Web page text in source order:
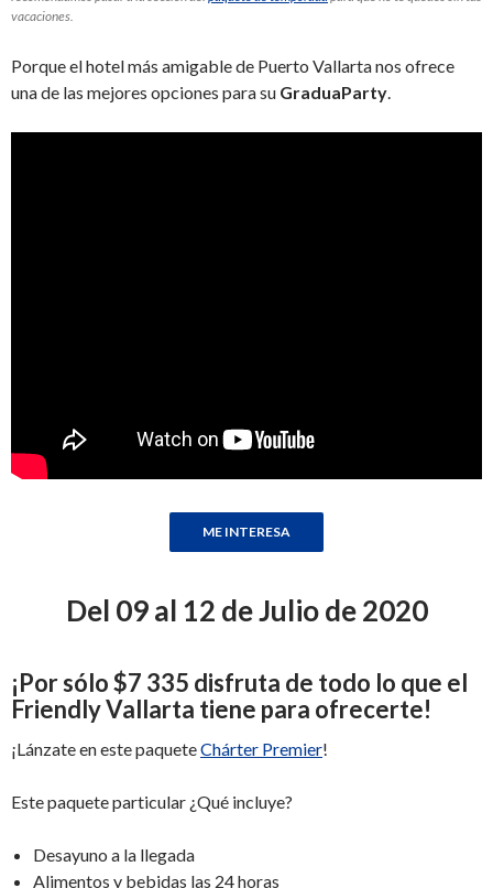
vacaciones.
Porque el hotel más amigable de Puerto Vallarta nos ofrece
una de las mejores opciones para su GraduaParty.
Del 09 al 12 de Julio de 2020
¡Por sólo$7 335 disfruta de todo lo que el
Friendly Vallarta tiene para ofrecerte!
¡Lánzate en este paqueteChárter Premier!
Este paquete particular ¿Qué incluye?
Desayuno a la llegada
Alimentos y bebidas las 24 horas